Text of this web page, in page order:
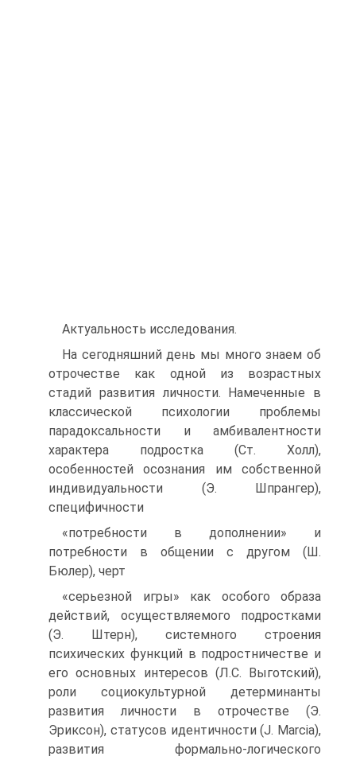
Актуальность исследования.
На сегодняшний день мы много знаем об
отрочестве как одной из возрастных
стадий развития личности. Намеченные в
классической психологии проблемы
парадоксальности и амбивалентности
характера подростка (Ст. Холл),
особенностей осознания им собственной
индивидуальности (Э. Шпрангер),
специфичности
«потребности в дополнении» и
потребности в общении с другом (Ш.
Бюлер), черт
«серьезной игры» как особого образа
действий, осуществляемого подростками
(Э. Штерн), системного строения
психических функций в подростничестве и
его основных интересов (Л.С. Выготский),
роли социокультурной детерминанты
развития личности в отрочестве (Э.
Эриксон), статусов идентичности (J. Marcia),
развития формально-логического